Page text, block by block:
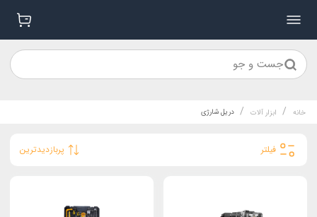
جست و جو
خانه / ابزار آلات / دریل شارژي
فیلتر پربازدیدترین